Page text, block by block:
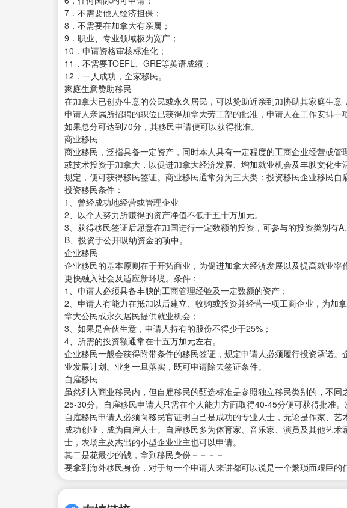
7．不需要他人经济担保；
8．不需要在加拿大有亲属；
9．职业、专业领域极为宽广；
10．申请资格审核标准化；
11．不需要TOEFL、GRE等英语成绩；
12．一人成功，全家移民。
家庭生意赞助移民
在加拿大已创办生意的公民或永久居民，可以赞助近亲到加协助其家庭生
申请人亲属所招聘的职位已获得加拿大劳工部的批准，申请人在工作安排一
如果总分可达到70分，其移民申请便可以获得批准。
商业移民
商业移民，泛指具备一定资产，同时本人具有一定程度的工商企业经营或
或技术投资于加拿大，以促进加拿大经济发展、增加就业机会及丰腴文化
规定，便可获得移民签证。商业移民通常分为三大类：投资移民企业移民自
投资移民条件：
1、曾经成功地经营或管理企业
2、以个人努力所赚得的资产净值不低于五十万加元。
3、获得移民签证后愿意在加国进行一定数额的投资，可参与的投资类别有
B、投资于公开吸纳资金的项中。
企业移民
企业移民的基本原则在于开拓商业，为促进加拿大经济发展以及提高就业率
更快融入社会及适应新环境。条件：
1、申请人必须具备丰腴的工商管理经验及一定数额的资产；
2、申请人有能力在抵加以后建立、收购或投资并经营一项工商企业，为加
拿大公民或永久居民提供就业机会；
3、如果是合伙生意，申请人持有的股份不得少于25%；
4、所需的投资额通常在十五万加元左右。
企业移民一般会获得附带条件的移民签证，规定申请人必须履行投资承诺
业发展计划。业务一旦落实，既可申请除去签证条件。
自雇移民
虽然列入商业移民内，但自雇移民的甄选标准是参照独立移民类别的，不
25-30分。自雇移民申请人只需在个人能力方面取得40-45分便可获得批准。
自雇移民申请人必须向移民官证明自己是成功的专业人士，无论是作家、
成功创业，成为自雇人士。自雇移民多为体育家、音乐家、演员及其他艺
士，农场主及杰出的小型企业业主也可以申请。
其二是花最少的钱，拿到移民身份－－－－
要拿到海外移民身份，对于每一个申请人来讲都可以说是一个繁琐而艰巨的